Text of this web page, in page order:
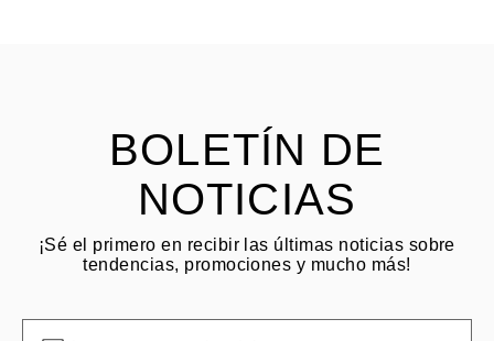
BOLETÍN DE
NOTICIAS
¡Sé el primero en recibir las últimas noticias sobre
tendencias, promociones y mucho más!